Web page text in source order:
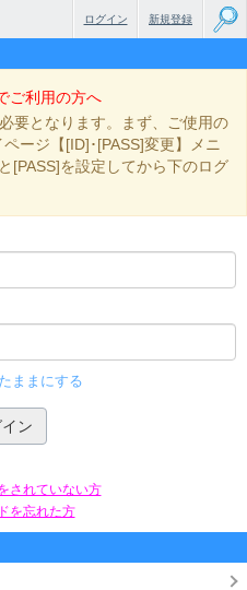
新規登録
ログイン
ご利用の方へ
要となります。まず、ご使用の
ージ【[ID]･[PASS]変更】メニ
[PASS]を設定してから下のログ
ままにする
されていない方
を忘れた方